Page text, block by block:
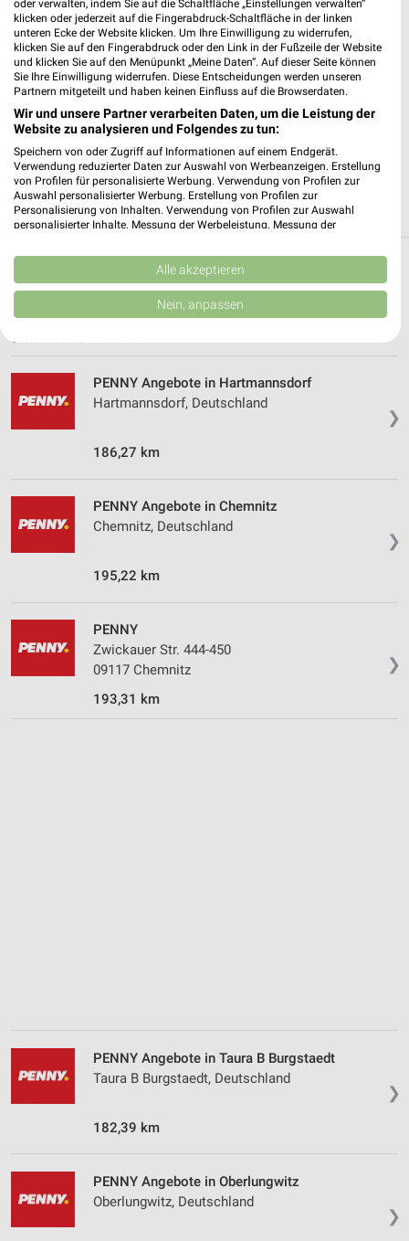
✔Standortgenaue Angebote
✔Folge deinem Lieblingshändler
✔Push-Benachrichtigungen bei neuen Prospekten
✔Einkaufsliste - Einkauf stressfrei planen
JETZT LADEN UND SPAREN!
Weitere PENNY Geschäfte mit Angeboten in
und um Limbach-Oberfrohna
5 Geschäfte und Orte
❯
PENNY Angebote in Hartmannsdorf
Hartmannsdorf, Deutschland
186,27 km
❯
PENNY Angebote in Chemnitz
Chemnitz, Deutschland
195,22 km
❯
PENNY
Zwickauer Str. 444-450
09117 Chemnitz
193,31 km
❯
PENNY Angebote in Taura B Burgstaedt
Taura B Burgstaedt, Deutschland
182,39 km
❯
PENNY Angebote in Oberlungwitz
Oberlungwitz, Deutschland
oder verwalten, indem Sie auf die Schaltfläche „Einstellungen verwalten“
klicken oder jederzeit auf die Fingerabdruck-Schaltfläche in der linken
unteren Ecke der Website klicken. Um Ihre Einwilligung zu widerrufen,
klicken Sie auf den Fingerabdruck oder den Link in der Fußzeile der Website
und klicken Sie auf den Menüpunkt „Meine Daten“. Auf dieser Seite können
Sie Ihre Einwilligung widerrufen. Diese Entscheidungen werden unseren
Partnern mitgeteilt und haben keinen Einfluss auf die Browserdaten.
Wir und unsere Partner verarbeiten Daten, um die Leistung der
Website zu analysieren und Folgendes zu tun:
Speichern von oder Zugriff auf Informationen auf einem Endgerät.
Verwendung reduzierter Daten zur Auswahl von Werbeanzeigen. Erstellung
von Profilen für personalisierte Werbung. Verwendung von Profilen zur
Auswahl personalisierter Werbung. Erstellung von Profilen zur
Personalisierung von Inhalten. Verwendung von Profilen zur Auswahl
personalisierter Inhalte. Messung der Werbeleistung. Messung der
Kombinationen von Daten aus verschiedenen Quellen. Entwicklung und
Verbesserung der Angebote. Verwendung reduzierter Daten zur Auswahl
von Inhalten.
Daten können außerhalb der Europäischen Union weitergegeben und in die
USA gesendet werden.
Website/App.
Partnerliste anzeigen (1 IAB-Anbieter)
Wir nutzen Ihre Daten für folgende Zwecke:
Speichern von oder Zugriff auf Informationen
auf einem Endgerät
Verwendung reduzierter Daten zur Auswahl von
Werbeanzeigen
Erstellung von Profilen für personalisierte
personalisierter Werbung
Erstellung von Profilen zur Personalisierung
von Inhalten
Verwendung von Profilen zur Auswahl
Geräte anhand von aktiv angeforderten
Informationen identifizieren
Nicht-IAB-Verarbeitungszwecke:
Funktional
Alle akzeptieren
Nein, anpassen